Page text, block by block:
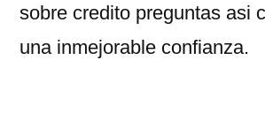
sobre credito preguntas asi­
una inmejorable confianza.